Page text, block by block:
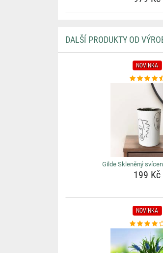
DALŠÍ PRODUKTY OD
NOVINKA
Gilde Skleněný
199 Kč
NOVINKA